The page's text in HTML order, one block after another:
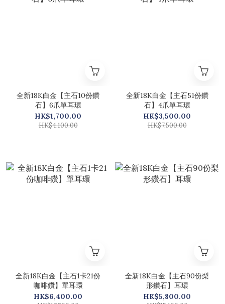
全新18K白金【主石10份鑽
石】6爪單耳環
HK$1,700.00
HK$4,100.00
全新18K白金【主石51份鑽
石】4爪單耳環
HK$3,500.00
HK$7,500.00
全新18K白金【主石1卡21份
咖啡鑽】單耳環
HK$6,400.00
全新18K白金【主石90份梨
形鑽石】耳環
HK$5,800.00